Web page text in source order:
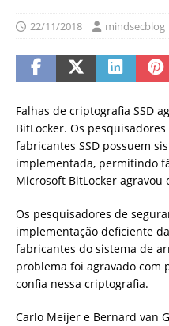
22/11/2018 mindsecblog
Falhas de criptografia SSD
BitLocker. Os
fabricantes SSD possuem
implementada, permitindo
Microsoft BitLocker agravou
Os pesquisadores de
implementação deficiente
fabricantes do sistema de
problema foi agravado com
confia nessa criptografia.
Carlo Meijer e Bernard van